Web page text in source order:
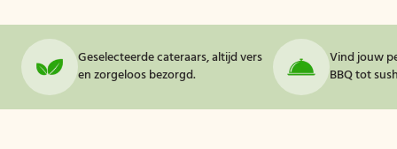
Geselecteerde cateraars, altijd vers
en zorgeloos bezorgd.
Vind jouw
BBQ tot